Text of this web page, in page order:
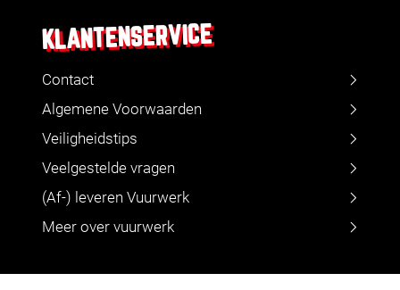
KLANTENSERVICE
Contact
Algemene Voorwaarden
Veiligheidstips
Veelgestelde vragen
(Af-) leveren Vuurwerk
Meer over vuurwerk